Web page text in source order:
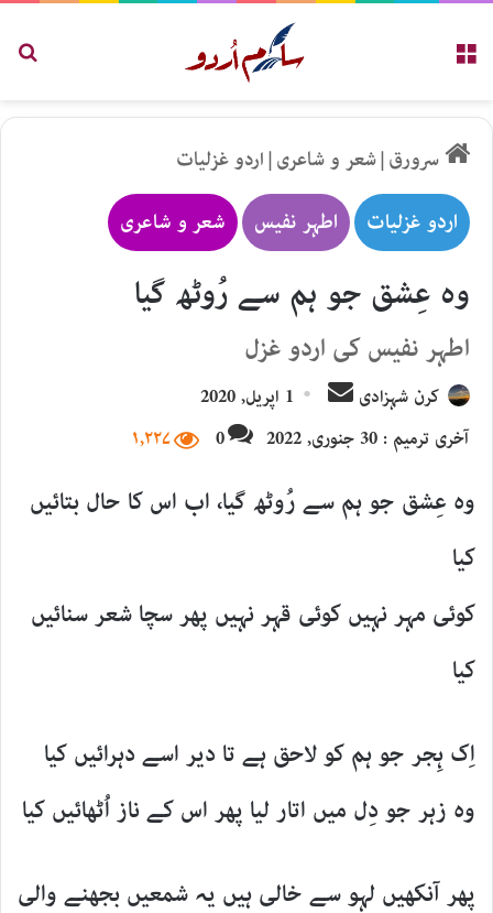
سرورق|شعر و شاعری|اردو غزلیات
اردو غزلیات اطہر نفیس شعر و شاعری
وہ عِشق جو ہم سے رُوٹھ گیا
اطہر نفیس کی اردو غزل
کرن شہزادی
Send
email
1 اپریل, 2020
آخری ترمیم : 30 جنوری, 2022
0 ۱,۲۲۷
وہ عِشق جو ہم سے رُوٹھ گیا، اب اس کا حال بتائیں
کیا
کوئی مہر نہیں کوئی قہر نہیں پھر سچا شعر سنائیں
کیا
اِک ہِجر جو ہم کو لاحق ہے تا دیر اسے دہرائیں کیا
وہ زہر جو دِل میں اتار لیا پھر اس کے ناز اُٹھائیں کیا
پھر آنکھیں لہو سے خالی ہیں یہ شمعیں بجھنے والی